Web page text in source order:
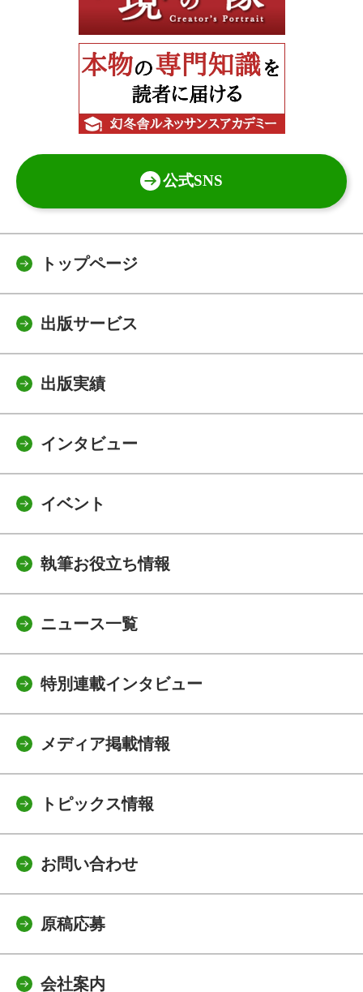
公式SNS
トップページ
出版サービス
出版実績
インタビュー
イベント
執筆お役立ち情報
ニュース一覧
特別連載インタビュー
メディア掲載情報
トピックス情報
お問い合わせ
原稿応募
会社案内